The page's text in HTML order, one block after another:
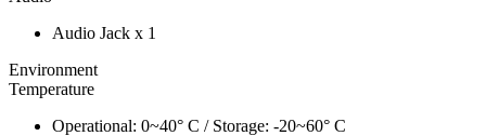
Audio Jack x 1
Environment
Temperature
Operational: 0~40° C / Storage: -20~60° C